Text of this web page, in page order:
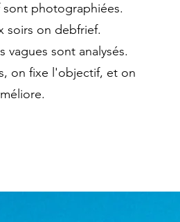
sont photographiées.
soirs on debfrief.
vagues sont analysés.
on fixe l'objectif, et on